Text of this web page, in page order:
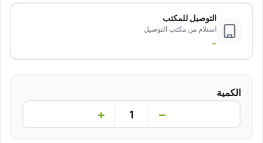
التوصيل للمكتب
استلام من مكتب التوصيل
-
الكمية
−
+